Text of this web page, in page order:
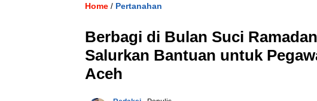
Home / Pertanahan
Berbagi di Bulan Suci
Salurkan Bantuan untuk
Aceh